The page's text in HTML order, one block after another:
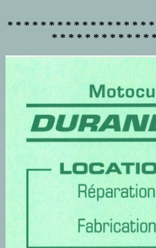
* * * * * * * * * * * * * * * * *
* * * * * * * * * * * *